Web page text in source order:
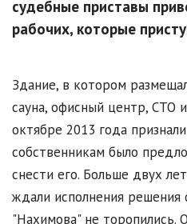
судебные приставы
рабочих, которые
Здание, в котором
сауна, офисный центр, СТО
октябре 2013 года
собственникам было
снести его. Больше двух
ждали исполнения решения
"Нахимова" не торопились.